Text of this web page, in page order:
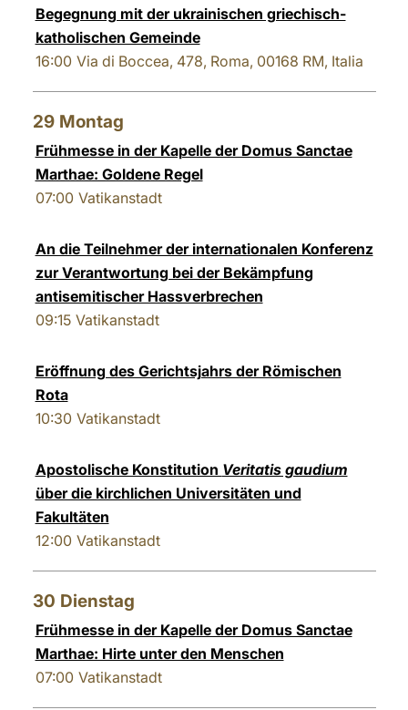
Begegnung mit der ukrainischen griechisch-
katholischen Gemeinde
16:00 Via di Boccea, 478, Roma, 00168 RM, Italia
29 Montag
Frühmesse in der Kapelle der Domus Sanctae
Marthae: Goldene Regel
07:00 Vatikanstadt
An die Teilnehmer der internationalen Konferenz
zur Verantwortung bei der Bekämpfung
antisemitischer Hassverbrechen
09:15 Vatikanstadt
Eröffnung des Gerichtsjahrs der Römischen
Rota
10:30 Vatikanstadt
Apostolische Konstitution Veritatis gaudium
über die kirchlichen Universitäten und
Fakultäten
12:00 Vatikanstadt
30 Dienstag
Frühmesse in der Kapelle der Domus Sanctae
Marthae: Hirte unter den Menschen
07:00 Vatikanstadt